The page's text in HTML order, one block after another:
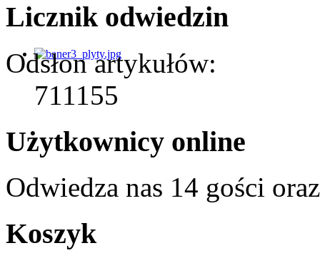
Licznik odwiedzin
Odsłon artykułów:
711155
Użytkownicy online
Odwiedza nas 14 gości
Koszyk